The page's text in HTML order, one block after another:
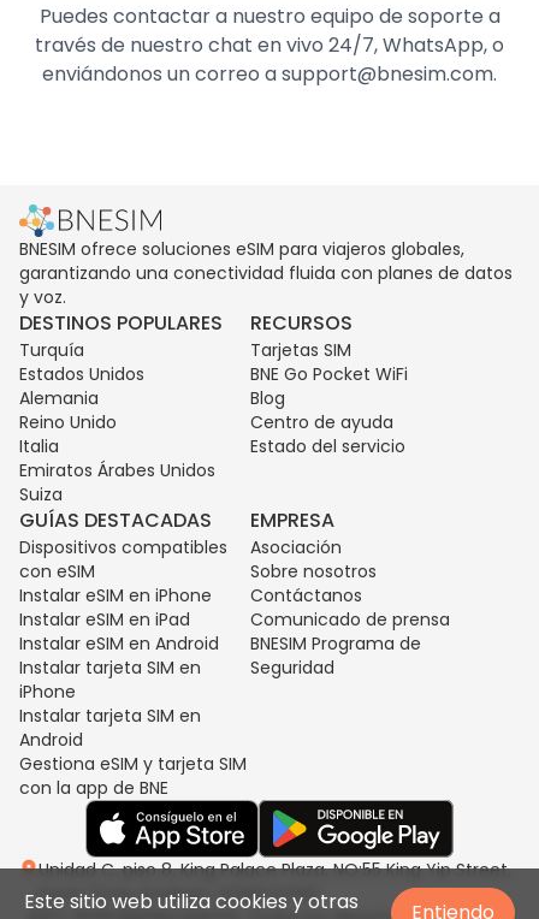
Puedes contactar a nuestro equipo de soporte a
través de nuestro chat en vivo 24/7, WhatsApp, o
enviándonos un correo a support@bnesim.com.
BNESIM ofrece soluciones eSIM para viajeros globales,
garantizando una conectividad fluida con planes de datos
y voz.
DESTINOS POPULARES
Turquía
Estados Unidos
Alemania
Reino Unido
Italia
Emiratos Árabes Unidos
Suiza
RECURSOS
Tarjetas SIM
BNE Go Pocket WiFi
Blog
Centro de ayuda
Estado del servicio
GUÍAS DESTACADAS
Dispositivos compatibles
con eSIM
Instalar eSIM en iPhone
Instalar eSIM en iPad
Instalar eSIM en Android
Instalar tarjeta SIM en
iPhone
Instalar tarjeta SIM en
Android
Gestiona eSIM y tarjeta SIM
con la app de BNE
EMPRESA
Asociación
Sobre nosotros
Contáctanos
Comunicado de prensa
BNESIM Programa de
Seguridad
Unidad C, piso 8, King Palace Plaza, NO:55 King Yip Street,
Kwun Tong, Kowloon, HONG KONG
Este sitio web utiliza cookies y otras
Entiendo